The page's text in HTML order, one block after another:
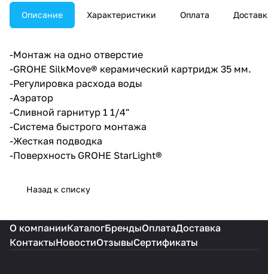
Описание Характеристики Оплата
-Монтаж на одно отверстие
-GROHE SilkMove® керамический картридж 35 мм.
-Регулировка расхода воды
-Аэратор
-Сливной гарнитур 1 1/4"
-Система быстрого монтажа
-Жесткая подводка
-Поверхность GROHE StarLight®
Назад к списку
О компанииКаталогБрендыОплатаДоставка
КонтактыНовостиОтзывыСертификаты